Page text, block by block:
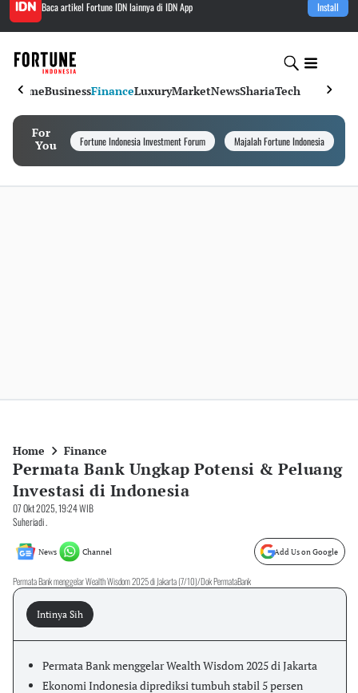
Baca artikel Fortune IDNlainnya di IDN App Install
HomeBusinessFinanceLuxuryMarketNewsShariaTech
For
You
Fortune Indonesia Investment Forum Majalah Fortune Indonesia
Home Finance
Permata Bank Ungkap Potensi & Peluang
Investasi di Indonesia
07 Okt 2025, 19:24 WIB
Suheriadi .
News Channel Add Us on Google
Permata Bank menggelar Wealth Wisdom 2025 di Jakarta (7/10)/Dok PermataBank
Intinya Sih
Permata Bank menggelar Wealth Wisdom 2025 di Jakarta
Ekonomi Indonesia diprediksi tumbuh stabil 5 persen